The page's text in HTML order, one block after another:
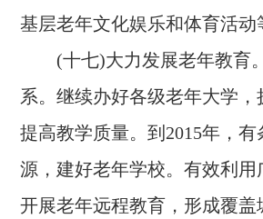
基层老年文化娱乐和体育活
(十七)大力发展老年教育。
系。继续办好各级老年大学
提高教学质量。到 2015年，有
源，建好老年学校。有效利
开展老年远程教育，形成覆